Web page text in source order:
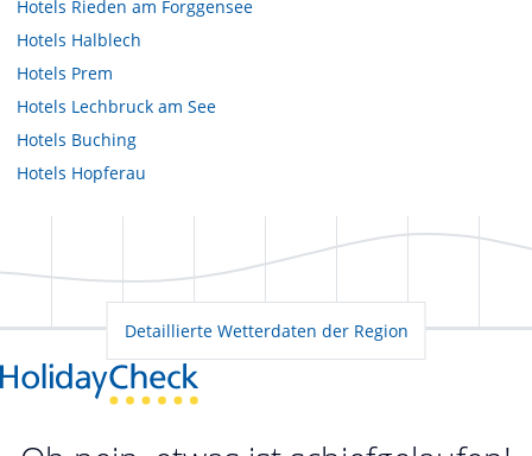
Hotels Rieden am Forggensee
Hotels Halblech
Hotels Prem
Hotels Lechbruck am See
Hotels Buching
Hotels Hopferau
Detaillierte Wetterdaten der Region